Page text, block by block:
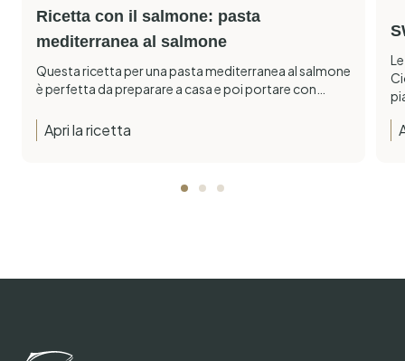
Ricetta con il salmone: pasta
mediterranea al salmone
Questa ricetta per una pasta mediterranea al salmone
è perfetta da preparare a casa e poi portare con…
Apri la ricetta